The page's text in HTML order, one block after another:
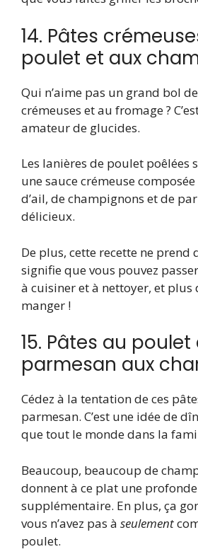
14. Pâtes
poulet et aux
Qui n’aime pas un grand bol
crémeuses et au fromage ?
amateur de glucides.
Les lanières de poulet poêlées
une sauce crémeuse
d’ail, de champignons et de
délicieux.
De plus, cette recette ne prend
signifie que vous pouvez
à cuisiner et à nettoyer, et plus
manger !
15. Pâtes au poulet
parmesan aux
Cédez à la tentation de ces
parmesan. C’est une idée de
que tout le monde dans la
Beaucoup, beaucoup de
donnent à ce plat une
supplémentaire. En plus, ça
vous n’avez pas à seulement
poulet.